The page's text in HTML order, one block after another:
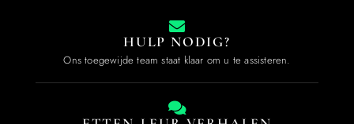
HULP NODIG?
Ons toegewijde team staat klaar om u te assisteren.